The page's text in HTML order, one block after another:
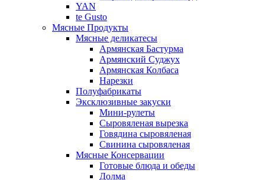
YAN
te Gusto
Мясные Продукты
Мясные деликатесы
Армянская Бастурма
Армянский Суджух
Армянская Колбаса
Нарезки
Полуфабрикаты
Эксклюзивные закуски
Мини-рулеты
Сыровяленая вырезка
Говядина сыровяленая
Свинина сыровяленая
Мясные Консервации
Готовые блюда и обеды
Долма